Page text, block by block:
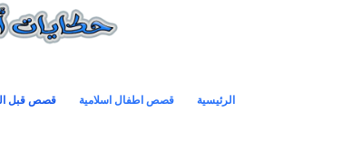
الرئيسية قصص اطفال اسلامية قصص قبل